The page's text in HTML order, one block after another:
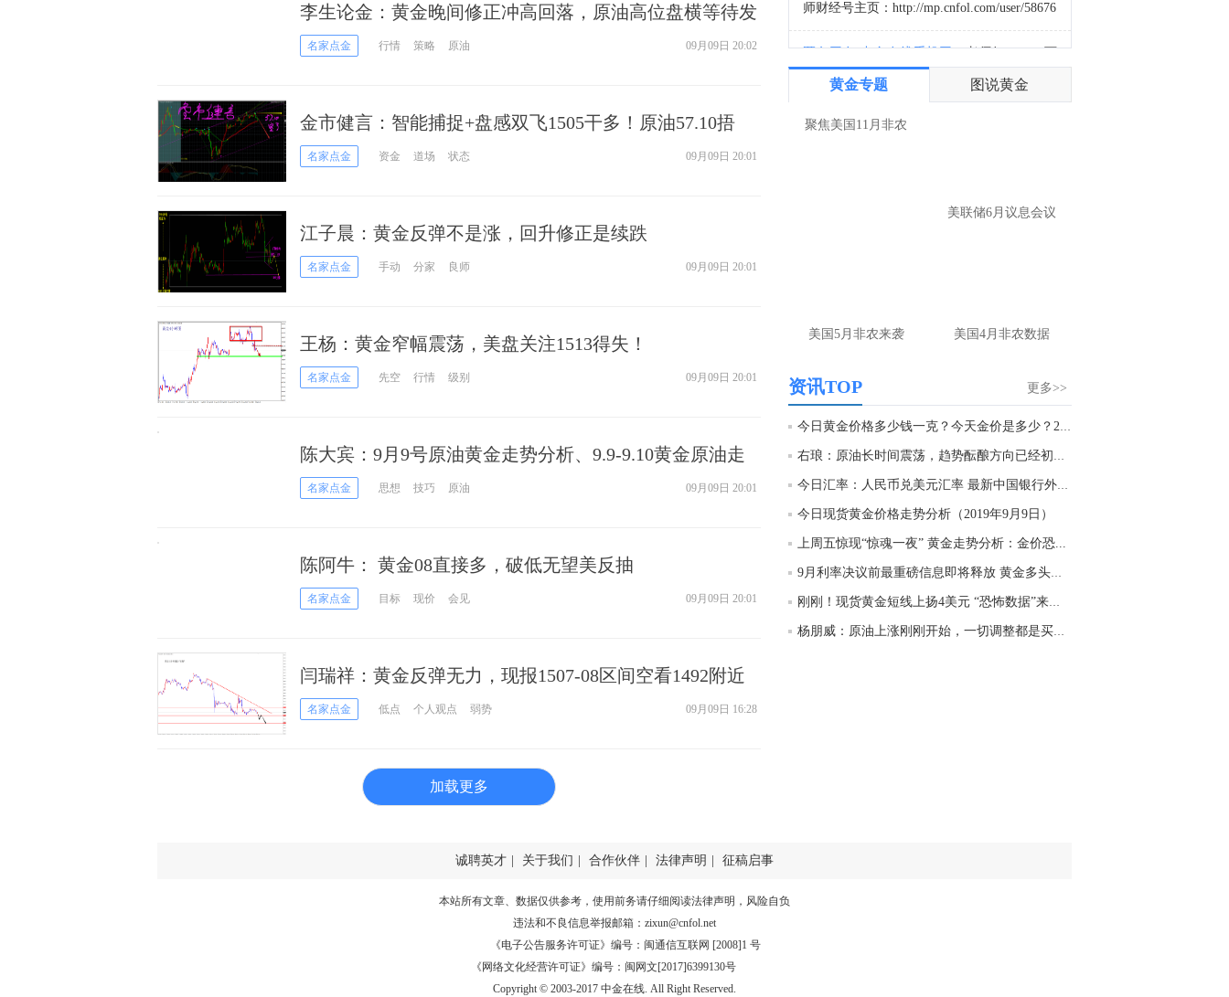
李生论金：黄金晚间修正冲高回落，原油高位盘横等待发
力名家点金 行情 策略 原油 09月09日 20:02
金市健言：智能捕捉+盘感双飞1505干多！原油57.10捂
空！
名家点金 资金 道场 状态 09月09日 20:01
江子晨：黄金反弹不是涨，回升修正是续跌
名家点金 手动 分家 良师 09月09日 20:01
王杨：黄金窄幅震荡，美盘关注1513得失！
名家点金 先空 行情 级别 09月09日 20:01
陈大宾：9月9号原油黄金走势分析、9.9-9.10黄金原油走
势分析、多空单被套怎么办？
名家点金 思想 技巧 原油 09月09日 20:01
陈阿牛： 黄金08直接多，破低无望美反抽
名家点金 目标 现价 会见 09月09日 20:01
闫瑞祥：黄金反弹无力，现报1507-08区间空看1492附近
名家点金 低点 个人观点 弱势 09月09日 16:28
加载更多
师财经号主页：http://mp.cnfol.com/user/58676
匿名网友-中金在线手机网：老师好，4345可
以多吗？
让大家第一时间获取最新策略和实时指
匿名网友-中金在线手机网：
黄金多，看到什
徐文婷：
时指导， 关注老师财经号主页：
http://mp.cnfol.com/user/58676
匿名网友-中金在线手机网：止损多少 老师
徐文婷： 7美金
度。70一50？。
徐文婷：带上止损博弈，实时指导， 关注老
师财经号主页：http://mp.cnfol.com/user/58676
匿名网友-中金在线手机网：
老师好，金现在
黄金专题 图说黄金
聚焦美国11月非农
美联储6月议息会议
美国5月非农来袭 美国4月非农数据
更多>>
资讯TOP
今日黄金价格多少钱一克？今天金价是多少？2019...
右琅：原油长时间震荡，趋势酝酿方向已经初步显...
今日汇率：人民币兑美元汇率 最新中国银行外汇...
今日现货黄金价格走势分析（2019年9月9日）
上周五惊现“惊魂一夜” 黄金走势分析：金价恐...
9月利率决议前最重磅信息即将释放 黄金多头或面...
刚刚！现货黄金短线上扬4美元 “恐怖数据”来袭...
杨朋威：原油上涨刚刚开始，一切调整都是买入机...
诚聘英才 关于我们 合作伙伴 法律声明 征稿启事
本站所有文章、数据仅供参考，使用前务请仔细阅读法律声明 ，风险自负
违法和不良信息举报邮箱： zixun@cnfol.net
《电子公告服务许可证》编号：闽通信互联网 [2008]1 号
《网络文化经营许可证》编号：闽网文[2017]6399130号
Copyright © 2003-2017 中金在线. All Right Reserved.